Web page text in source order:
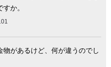
か。
物があるけど、何が違うのでし